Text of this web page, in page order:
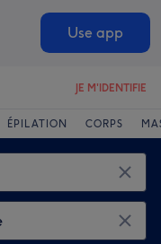
Use app
JE M'IDENTIFIE
ÉPILATION CORPS